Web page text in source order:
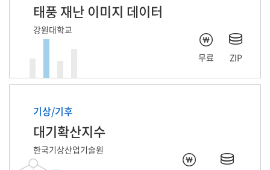
태풍 재난 이미지 데이터
강원대학교
무료 ZIP
기상/기후
대기확산지수
한국기상산업기술원